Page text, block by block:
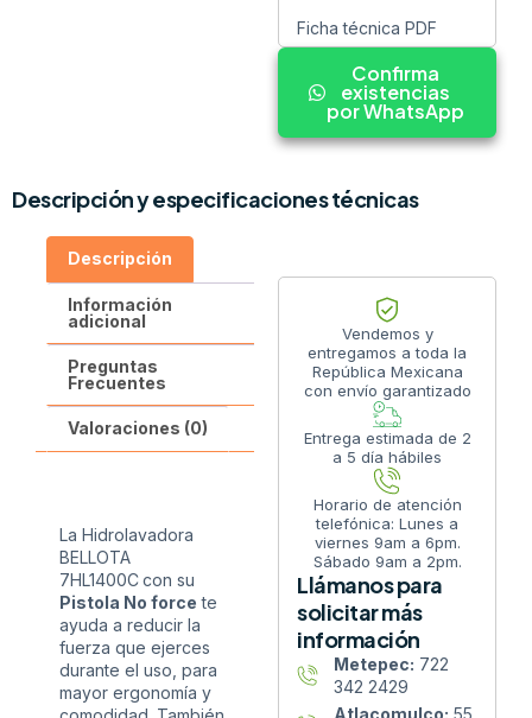
Ficha técnica PDF
Confirma
existencias
por WhatsApp
Descripción y especificaciones técnicas
Descripción
Información
adicional
Preguntas
Frecuentes
Valoraciones (0)
La Hidrolavadora
BELLOTA
7HL1400Ccon su
Pistola No force te
ayuda a reducir la
fuerza que ejerces
durante el uso, para
mayor ergonomía y
Vendemos y
entregamos a toda la
República Mexicana
con envío garantizado
Entrega estimada de 2
a 5 día hábiles
Horario de atención
telefónica: Lunes a
viernes 9am a 6pm.
Sábado 9am a 2pm.
Llámanos para
solicitar más
información
Metepec: 722
342 2429